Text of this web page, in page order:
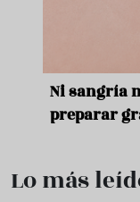
Ni sangría
preparar
Lo más